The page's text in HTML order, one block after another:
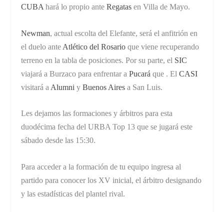
CUBA hará lo propio anteRegatas en Villa de Mayo.
Newman, actual escolta del Elefante, será el anfitrión en
el duelo ante Atlético del Rosario que viene recuperando
terreno en la tabla de posiciones. Por su parte, el SIC
viajará a Burzaco para enfrentar aPucará que . ElCASI
visitará a Alumni yBuenos Aires a San Luis.
Les dejamos las formaciones y árbitros para esta
duodécima fecha del URBA Top 13 que se jugará este
sábado desde las 15:30.
Para acceder a la formación de tu equipo ingresa al
partido para conocer los XV inicial, el árbitro designando
y las estadísticas del plantel rival.